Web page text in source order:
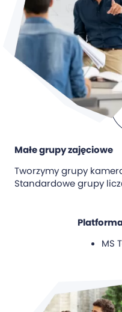
Małe grupy zajęciowe
Tworzymy grupy
Standardowe grupy
MS